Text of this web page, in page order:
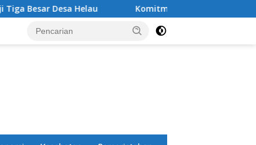
Komitmen Merawat Kerukunan Beragama, Bupati